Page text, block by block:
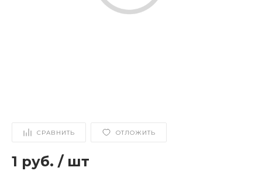
СРАВНИТЬ ОТЛОЖИТЬ
1 руб. / шт